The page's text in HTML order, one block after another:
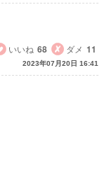
いいね 68 ダメ 11
2023年07月20日 16:41